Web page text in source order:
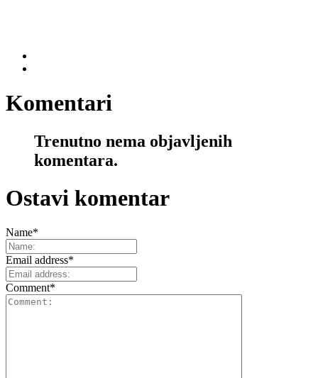
Komentari
Trenutno nema objavljenih
komentara.
Ostavi komentar
Name*
Email address*
Comment*